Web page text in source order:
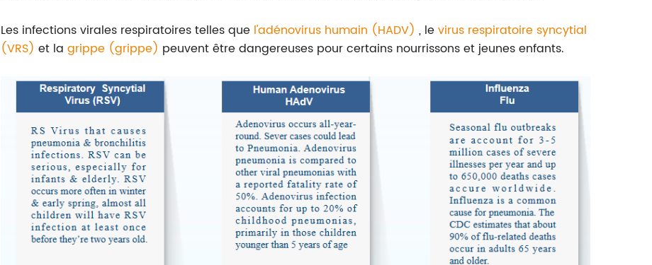
Les infections virales respiratoires telles que l'adénovirus humain (HADV) , levirus respiratoire syncytial
(VRS) et la grippe (grippe) peuvent être dangereuses pour certains nourrissons et jeunes enfants.